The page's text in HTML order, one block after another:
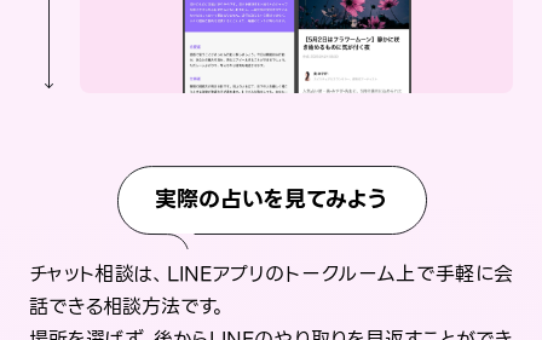
実際の占いを見てみよう
チャット相談は、LINEアプリのトークルーム上で手軽に会
話できる相談方法です。